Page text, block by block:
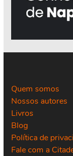
Quem somos
Nossos autores
Livros
Blog
Política de
Fale com a